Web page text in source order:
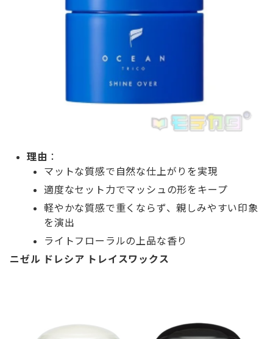
理由 ：
マットな質感で自然な仕上がりを実現
適度なセット力でマッシュの形をキープ
軽やかな質感で重くならず、親しみやすい印象
を演出
ライトフローラルの上品な香り
ニゼル ドレシア トレイスワックス